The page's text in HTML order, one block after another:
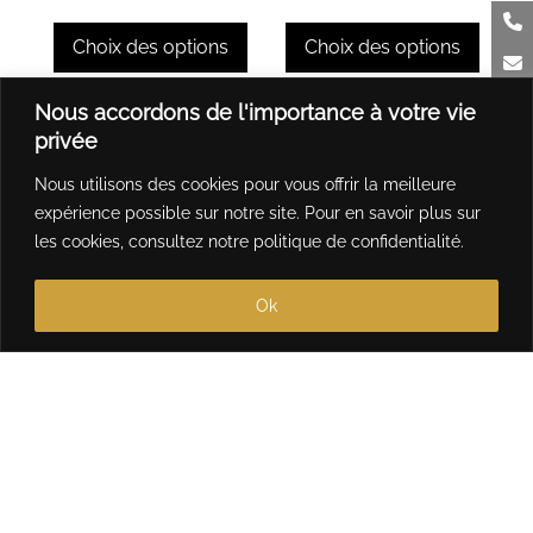
Nous accordons de l'importance à votre vie
privée
Nous utilisons des cookies pour vous offrir la meilleure
expérience possible sur notre site. Pour en savoir plus sur
les cookies, consultez notre politique de confidentialité.
Ok
page
produit
page
produit
464,00 €
Choix des options
Ce
produit
plusieurs
variations.
Les
options
44,00 €
464,00
Choix des options
Ce
plusieurs
variations.
Les
options
peuvent